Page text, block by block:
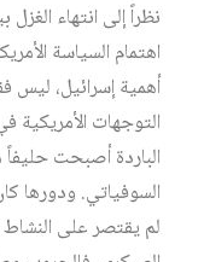
نظراً إلى انتهاء
اهتمام السياسة
أهمية إسرائيل، ليس
التوجهات الأمريكية
الباردة أصبحت حليفاً
السوفياتي. ودورها
لم يقتصر على